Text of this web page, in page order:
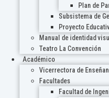
Plan de
Subsistema de
Proyecto
Manual de identidad
Teatro La Convención
Académico
Vicerrectora de
Facultades
Facultad de